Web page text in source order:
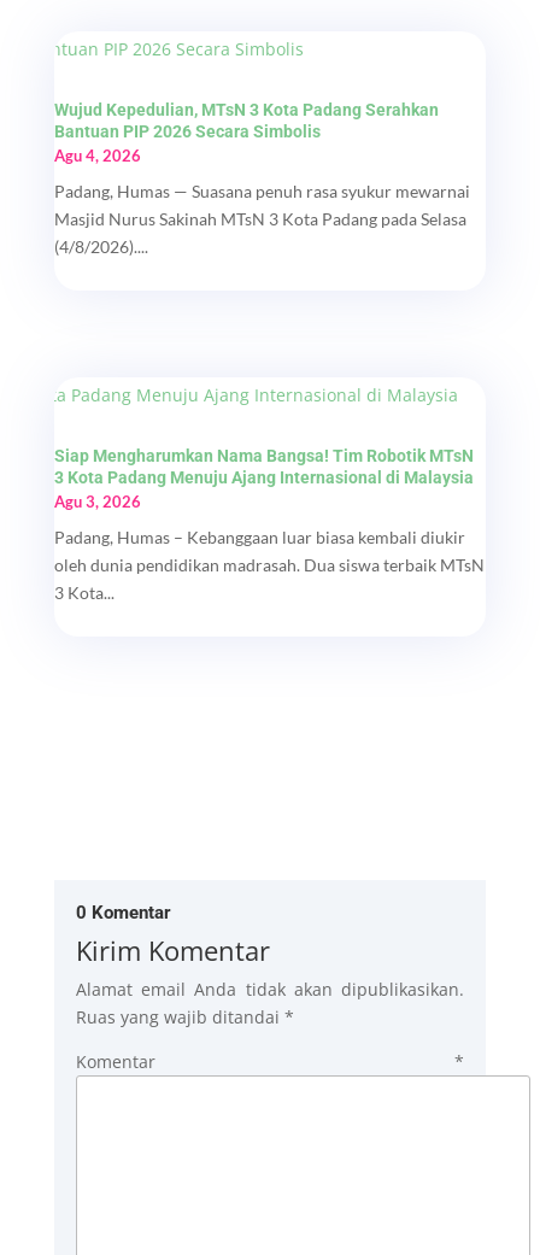
Wujud Kepedulian, MTsN 3 Kota Padang Serahkan
Bantuan PIP 2026 Secara Simbolis
Agu 4, 2026
Padang, Humas — Suasana penuh rasa syukur mewarnai
Masjid Nurus Sakinah MTsN 3 Kota Padang pada Selasa
(4/8/2026)....
Siap Mengharumkan Nama Bangsa! Tim Robotik MTsN
3 Kota Padang Menuju Ajang Internasional di Malaysia
Agu 3, 2026
Padang, Humas – Kebanggaan luar biasa kembali diukir
oleh dunia pendidikan madrasah. Dua siswa terbaik MTsN
3 Kota...
0 Komentar
Kirim Komentar
Alamat email Anda tidak akan dipublikasikan.
Ruas yang wajib ditandai *
Komentar*